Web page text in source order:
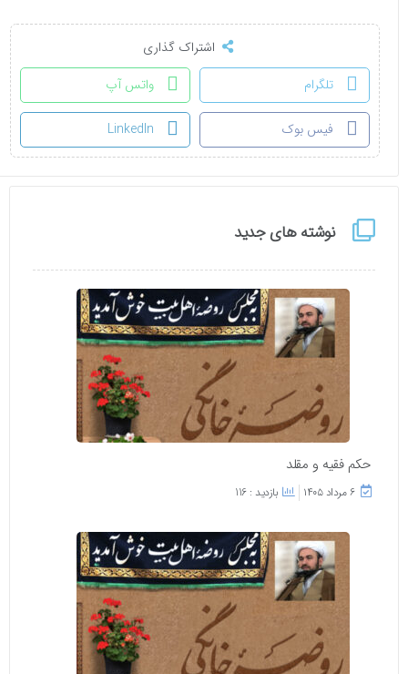
نوشته های جدید
حکم فقیه و مقلد
۶ مرداد ۱۴۰۵ بازدید : 116
اشتراک گذاری
تلگرام
واتس آپ
فیس بوک LinkedIn